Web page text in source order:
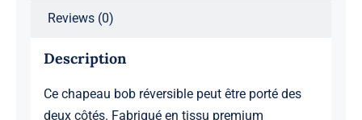
Reviews (0)
Description
Ce chapeau bob réversible peut être porté des
deux côtés. Fabriqué en tissu premium